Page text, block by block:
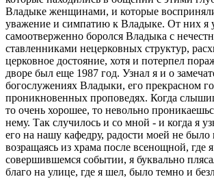
Владыке женщинами, и которые
уважение и симпатию к Владыке. От них я
самоотверженно боролся Владыка с
ставленниками нецерковных структур,
церковное достояние, хотя и потерпел
дворе был еще 1987 год. Узнал я и о
богослужениях Владыки, его прекрасном
проникновенных проповедях. Когда
то очень хорошее, то невольно
нему. Так случилось и со мной - и когда я
его на нашу кафедру, радости моей не
возращаясь из храма после всенощной, где
совершившемся событии, я буквально
благо на улице, где я шел, было темно и